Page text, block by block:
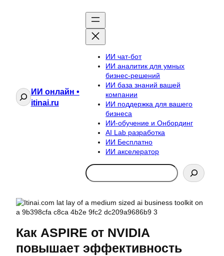
ПоискИИ онлайн •
itinai.ru
ИИ чат-бот
ИИ аналитик для умных
бизнес-решений
ИИ база знаний вашей
компании
ИИ поддержка для вашего
бизнеса
ИИ-обучение и Онбординг
AI Lab разработка
ИИ Бесплатно
ИИ акселератор
Search
Как ASPIRE от NVIDIA
повышает эффективность